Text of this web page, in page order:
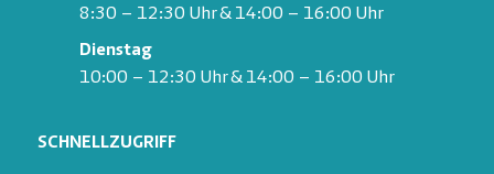
8:30 – 12:30 Uhr & 14:00 – 16:00 Uhr
Dienstag
10:00 – 12:30 Uhr & 14:00 – 16:00 Uhr
SCHNELLZUGRIFF